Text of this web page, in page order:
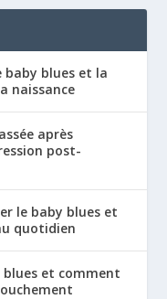
baby blues et la
naissance
après
post-
le baby blues et
quotidien
blues et comment